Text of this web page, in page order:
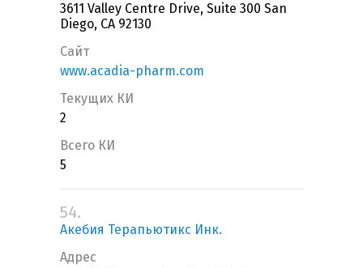
3611 Valley Centre Drive, Suite 300 San
Diego, CA 92130
Сайт
www.acadia-pharm.com
Текущих КИ
2
Всего КИ
5
54.
Акебия Терапьютикс Инк.
Адрес